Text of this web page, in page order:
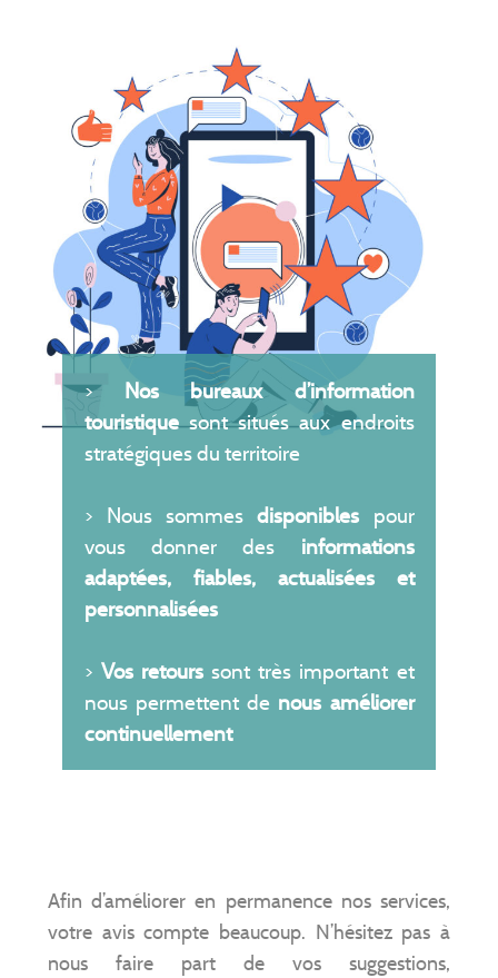
> Nos bureaux d’information
touristiquesont situés aux endroits
stratégiques du territoire
> Nous sommesdisponibles pour
vous donner des informations
adaptées, fiables, actualisées et
personnalisées
> Vos retourssont très important et
nous permettent de nous améliorer
continuellement
Afin d’améliorer en permanence nos services,
votre avis compte beaucoup. N’hésitez pas à
nous faire part de vos suggestions,